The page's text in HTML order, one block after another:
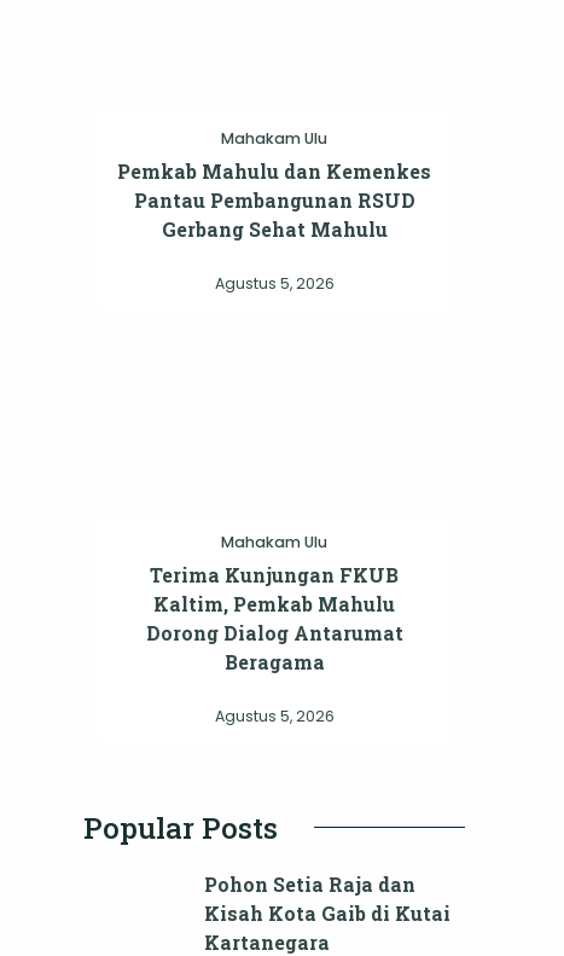
Mahakam Ulu
Pemkab Mahulu dan Kemenkes
Pantau Pembangunan RSUD
Gerbang Sehat Mahulu
Agustus 5, 2026
Mahakam Ulu
Terima Kunjungan FKUB
Kaltim, Pemkab Mahulu
Dorong Dialog Antarumat
Beragama
Agustus 5, 2026
Popular Posts
Pohon Setia Raja dan
Kisah Kota Gaib di Kutai
Kartanegara